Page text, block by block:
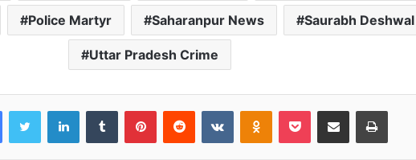
Police Martyr Saharanpur News Saurabh Deshwal
Uttar Pradesh Crime
FacebookTwitter LinkedInTumblr PinterestReddit VKontakteOdnoklassniki
Pocket Share via Email Print